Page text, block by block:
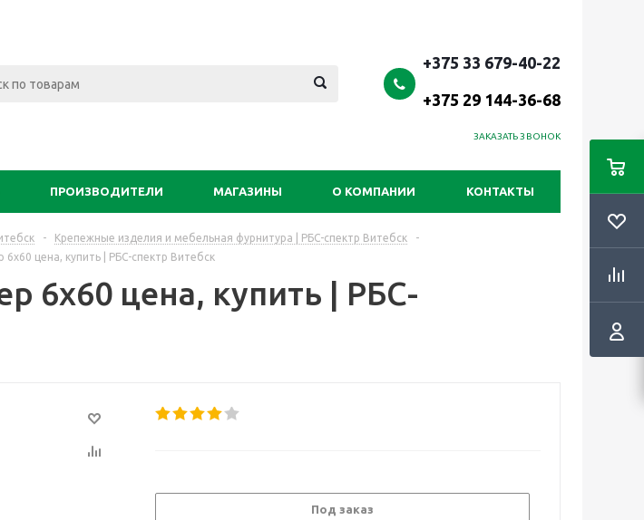
+375 33 679-40-22
+375 29 144-36-68
ЗАКАЗАТЬ ЗВОНОК
ПРОИЗВОДИТЕЛИ МАГАЗИНЫ О КОМПАНИИ КОНТАКТЫ
- Крепежные изделия и мебельная фурнитура | РБС-спектр Витебск
-
цена, купить | РБС-спектр Витебск
6х60 цена, купить | РБС-
Под заказ